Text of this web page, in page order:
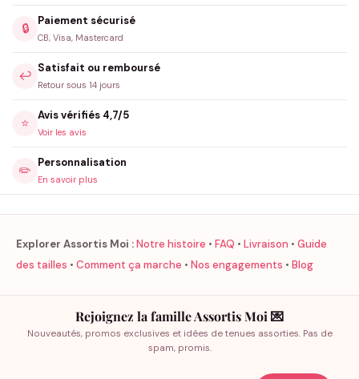
🔒
Paiement sécurisé
CB, Visa, Mastercard
↩️
Satisfait ou remboursé
Retour sous 14 jours
⭐
Avis vérifiés 4,7/5
Voir les avis
✏️
Personnalisation
En savoir plus
Explorer Assortis Moi :Notre histoire • FAQ • Livraison • Guide
des tailles • Comment ça marche • Nos engagements • Blog
Rejoignez la famille Assortis Moi 💌
Nouveautés, promos exclusives et idées de tenues assorties. Pas de
spam, promis.